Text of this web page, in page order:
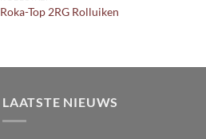
Roka-Top 2RG Rolluiken
LAATSTE NIEUWS